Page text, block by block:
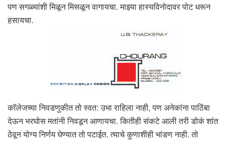
पण सगळ्यांशी मिळून मिसळून वागायचा. माझ्या हास्यविनोदावर पोट धरून
हसायचा.
कॉलेजच्या निवडणुकीत तो स्वत: उभा राहिला नाही, पण अनेकांना पाठिंबा
देऊन भरघोस मतांनी निवडून आणायचा. कितीही संकटे आली तरी डोकं शांत
ठेवून योग्य निर्णय घेण्यात तो पटाईत. त्याचे कुणाशीही भांडण नाही. तो